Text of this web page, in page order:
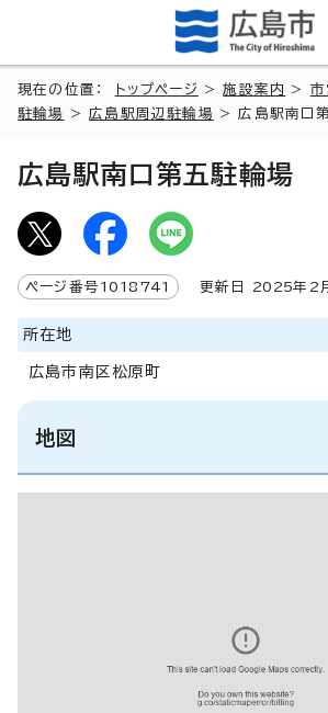
現在の位置： トップページ >施設案内 > 市
駐輪場
>広島駅周辺駐輪場 > 広島駅南口
広島駅南口第五駐輪場
ページ番号 1018741 更新日 2025年2
所在地
広島市南区松原町
地図